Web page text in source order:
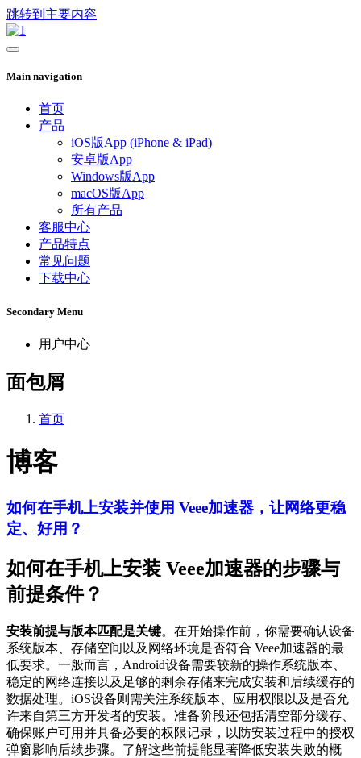
跳转到主要内容
Main navigation
首页
产品
iOS版App (iPhone & iPad)
安卓版App
Windows版App
macOS版App
所有产品
客服中心
产品特点
常见问题
下载中心
Secondary Menu
用户中心
面包屑
首页
博客
如何在手机上安装并使用 Veee加速器，让网络更稳
定、好用？
如何在手机上安装 Veee加速器的步骤与
前提条件？
安装前提与版本匹配是关键。在开始操作前，你需要确认设备
系统版本、存储空间以及网络环境是否符合 Veee加速器的最
低要求。一般而言，Android设备需要较新的操作系统版本、
稳定的网络连接以及足够的剩余存储来完成安装和后续缓存的
数据处理。iOS设备则需关注系统版本、应用权限以及是否允
许来自第三方开发者的安装。准备阶段还包括清空部分缓存、
确保账户可用并具备必要的权限记录，以防安装过程中的授权
弹窗影响后续步骤。了解这些前提能显著降低安装失败的概